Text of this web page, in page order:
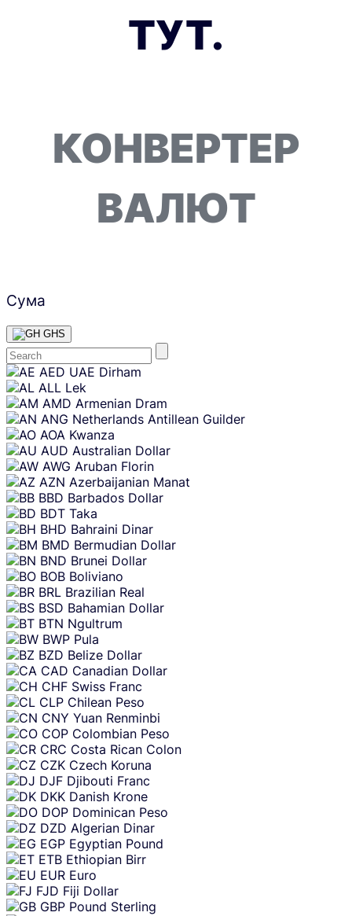
ТУТ.
КОНВЕРТЕР
ВАЛЮТ
Сума
GHS
Skip
content
AED UAE Dirham
ALL Lek
AMD Armenian Dram
ANG Netherlands Antillean Guilder
AOA Kwanza
AUD Australian Dollar
AWG Aruban Florin
AZN Azerbaijanian Manat
BBD Barbados Dollar
BDT Taka
BHD Bahraini Dinar
BMD Bermudian Dollar
BND Brunei Dollar
BOB Boliviano
BRL Brazilian Real
BSD Bahamian Dollar
BTN Ngultrum
BWP Pula
BZD Belize Dollar
CAD Canadian Dollar
CHF Swiss Franc
CLP Chilean Peso
CNY Yuan Renminbi
COP Colombian Peso
CRC Costa Rican Colon
CZK Czech Koruna
DJF Djibouti Franc
DKK Danish Krone
DOP Dominican Peso
DZD Algerian Dinar
EGP Egyptian Pound
ETB Ethiopian Birr
EUR Euro
FJD Fiji Dollar
GBP Pound Sterling